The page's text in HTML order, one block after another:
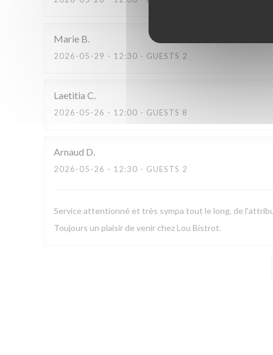
Marie B
2026-05-29 - 12:30 - GUESTS 2
Laetitia C
2026-05-26 - 12:00 - GUESTS 8
Arnaud D
2026-05-26 - 12:30 - GUESTS 2
Service attentionné et très sympa tout le long, de
Toujours un plaisir de venir chez Lou Bistrot.